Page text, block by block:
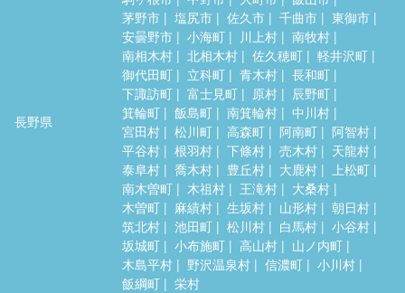
長野県
茅野市
塩尻市 佐久市 千曲市
東御市
安曇野市
小海町 川上村
南牧村
南相木村
北相木村 佐久穂町
軽井沢町
御代田町
立科町 青木村
長和町
下諏訪町
富士見町 原村
辰野町
箕輪町
飯島町 南箕輪村
中川村
宮田村
松川町 高森町 阿南町
阿智村
平谷村
根羽村 下條村 売木村
天龍村
泰阜村
喬木村 豊丘村 大鹿村
上松町
南木曽町
木祖村 王滝村
大桑村
木曽町
麻績村 生坂村 山形村
朝日村
筑北村
池田町 松川村 白馬村
小谷村
坂城町
小布施町 高山村
山ノ内町
木島平村
野沢温泉村 信濃町
小川村
飯綱町
栄村